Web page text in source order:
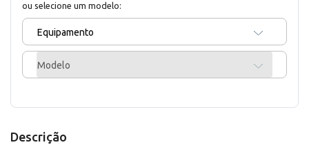
ou selecione um modelo:
Equipamento
Modelo
Descrição